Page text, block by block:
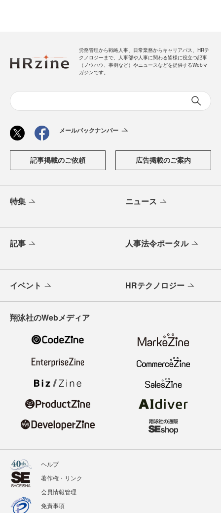
労務管理から戦略人事、日常業務からキャリアパス、HRテ
クノロジーまで、人事部や人事に関わる皆様に役立つ記事
（ノウハウ、事例など）やニュースなどを提供するWebマ
ガジンです。
メールバックナンバー
記事掲載のご依頼 広告掲載のご案内
特集 ニュース
記事 人事法令ポータル
イベント HRテクノロジー
翔泳社のWebメディア
ヘルプ
著作権・リンク
会員情報管理
免責事項